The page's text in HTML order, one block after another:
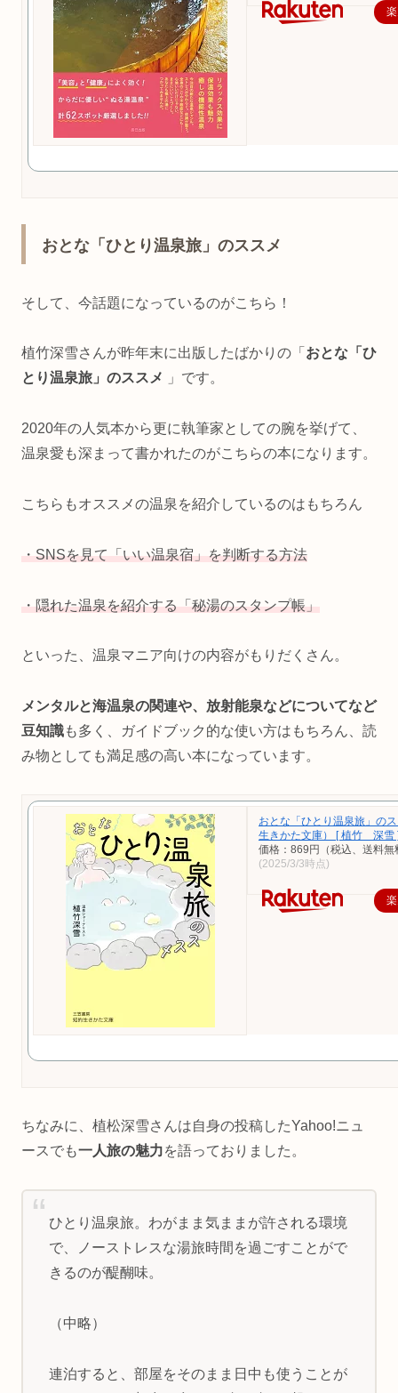
おとな「ひとり温泉旅」のススメ
そして、今話題になっているのがこちら！
植竹深雪さんが昨年末に出版したばかりの「 おとな「ひ
とり温泉旅」のススメ
」です。
2020年の人気本から更に執筆家としての腕を挙げて、
温泉愛も深まって書かれたのがこちらの本になります。
こちらもオススメの温泉を紹介しているのはもちろん
・SNSを見て「いい温泉宿」を判断する方法
・隠れた温泉を紹介する「秘湯のスタンプ帳」
といった、温泉マニア向けの内容がもりだくさん。
メンタルと海温泉の関連や、放射能泉などについてなど
豆知識も多く、ガイドブック的な使い方はもちろん、読
み物としても満足感の高い本になっています。
おとな「ひとり温泉旅」の
生きかた文庫） [ 植竹 深雪
価格：869円（税込、送料無
(2025/3/3時点)
ちなみに、植松深雪さんは自身の投稿したYahoo!ニュ
ースでも一人旅の魅力を語っておりました。
ひとり温泉旅。わがまま気ままが許される環境
で、ノーストレスな湯旅時間を過ごすことがで
きるのが醍醐味。
（中略）
連泊すると、部屋をそのまま日中も使うことが